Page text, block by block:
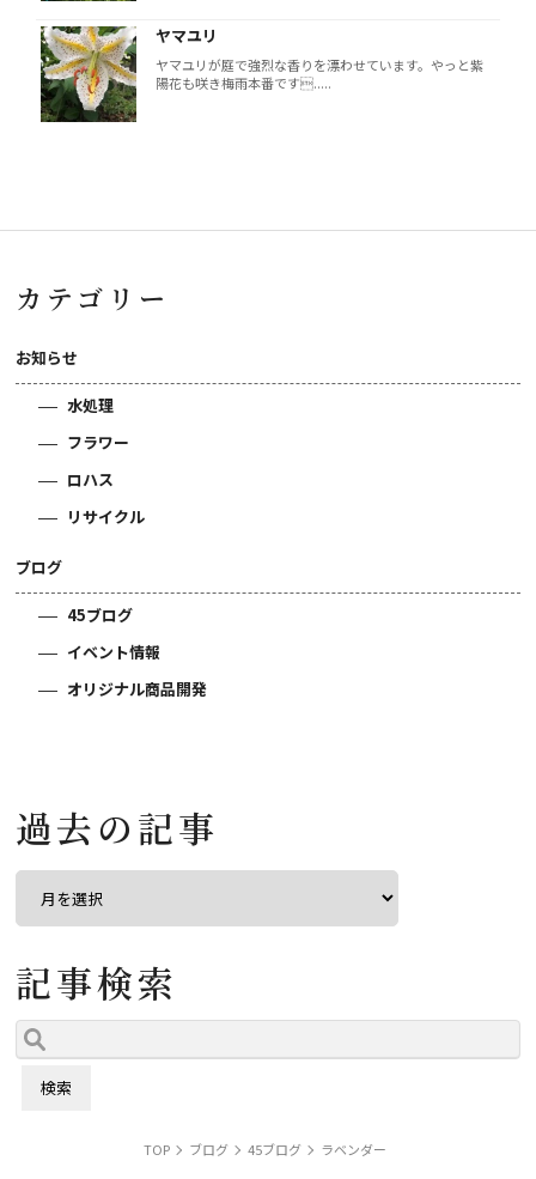
ヤマユリ
ヤマユリが庭で強烈な香りを漂わせています。やっと紫
陽花も咲き梅雨本番です.....
カテゴリー
お知らせ
水処理
フラワー
ロハス
リサイクル
ブログ
45ブログ
イベント情報
オリジナル商品開発
過去の記事
記事検索
TOP ブログ 45ブログ ラベンダー